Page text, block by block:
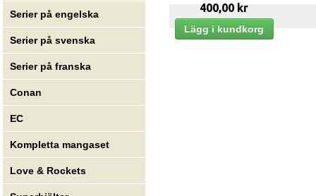
Serier på engelska
Serier på svenska
Serier på franska
Conan
EC
Kompletta mangaset
Love & Rockets
400,00 kr